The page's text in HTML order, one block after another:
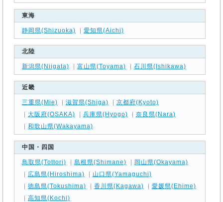
東海
静岡県(Shizuoka) 愛知県(Aichi)
北陸
新潟県(Niigata) 富山県(Toyama) 石川県(Ishikawa)
近畿
三重県(Mie) 滋賀県(Shiga)
京都府(Kyoto)
大阪府(OSAKA) 兵庫県(Hyogo)
奈良県(Nara)
和歌山県(Wakayama)
中国・四国
鳥取県(Tottori) 島根県(Shimane)
岡山県(Okayama)
広島県(Hiroshima)
山口県(Yamaguchi)
徳島県(Tokushima) 香川県(Kagawa)
愛媛県(Ehime)
高知県(Kochi)